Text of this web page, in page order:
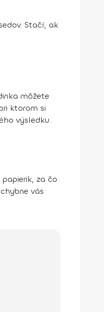
Stačí, ak
môžete
ktorom si
výsledku.
za čo
vás